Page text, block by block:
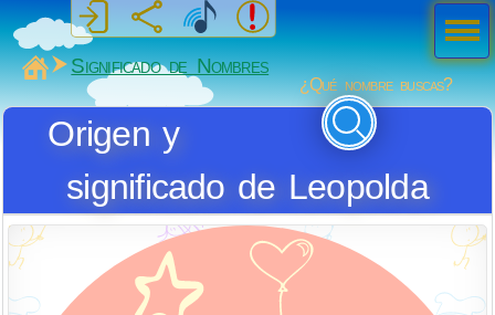
MiSabueso
Significado de Nombres
¿Qué nombre buscas?
Origen y
significado de Leopolda
Men
ú